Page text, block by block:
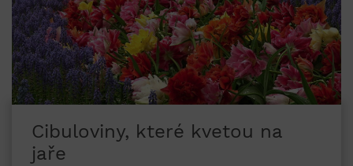
Cibuloviny, které kvetou na
jaře